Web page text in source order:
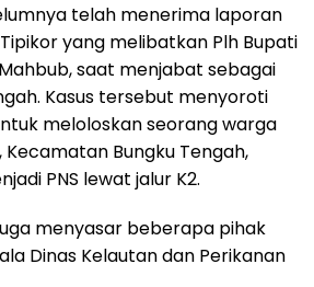
telah menerima laporan
yang melibatkan Plh Bupati
saat menjabat sebagai
Kasus tersebut menyoroti
meloloskan seorang warga
Bungku Tengah,
PNS lewat jalur K2.
menyasar beberapa pihak
Dinas Kelautan dan Perikanan